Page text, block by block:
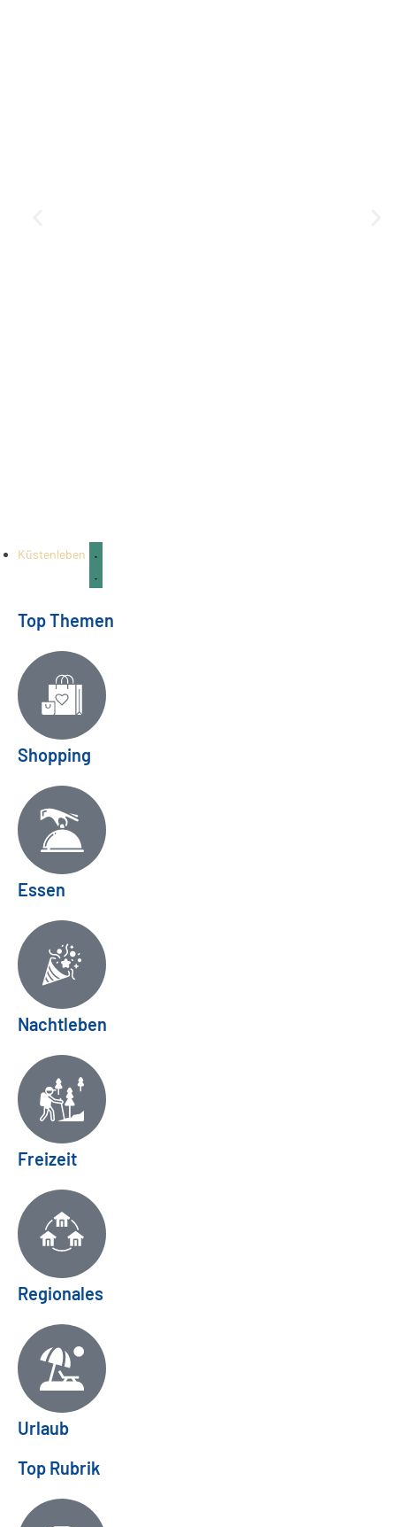
Küstenleben
Top Themen
Shopping
Essen
Nachtleben
Freizeit
Regionales
Urlaub
Top Rubrik